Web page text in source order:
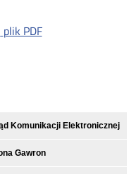
plik PDF
Komunikacji Elektronicznej
Gawron